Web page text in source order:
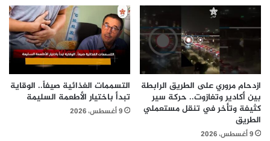
ازدحام مروري على الطريق الرابطة
بين أكادير وتغازوت.. حركة سير
كثيفة وتأخر في تنقل مستعملي
الطريق
9 أغسطس، 2026
التسممات الغذائية صيفاً.. الوقاية
تبدأ باختيار الأطعمة السليمة
9 أغسطس، 2026